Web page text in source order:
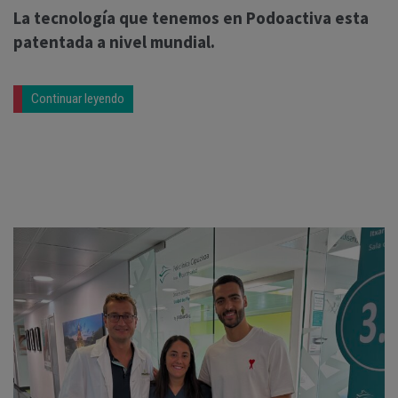
La tecnología que tenemos en Podoactiva esta
patentada a nivel mundial.
Continuar leyendo